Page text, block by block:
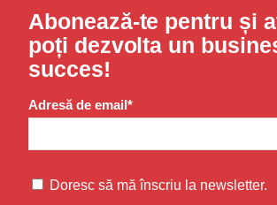
Abonează-te pentru și
poți dezvolta un
succes!
Adresă de email*
Doresc să mă înscriu la newsletter.